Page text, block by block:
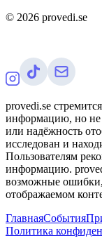
© 2026 provedi.se
provedi.se
информацию, но не
или надёжность
исследован и
Пользователям
информацию.
возможные
отображаемом
ГлавнаяСобытия
Политика